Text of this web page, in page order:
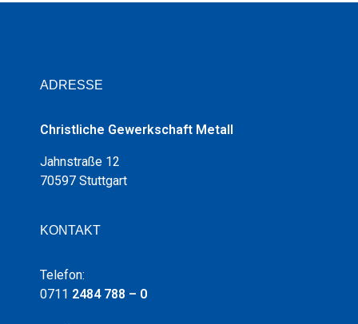
ADRESSE
Christliche Gewerkschaft Metall
Jahnstraße 12
70597 Stuttgart
KONTAKT
Telefon:
0711 2484 788 – 0